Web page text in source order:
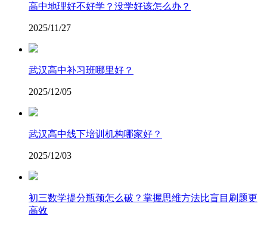
高中地理好不好学？没学好该怎么办？
2025/11/27
武汉高中补习班哪里好？
2025/12/05
武汉高中线下培训机构哪家好？
2025/12/03
​初三数学提分瓶颈怎么破？掌握思维方法比盲目刷题更
高效